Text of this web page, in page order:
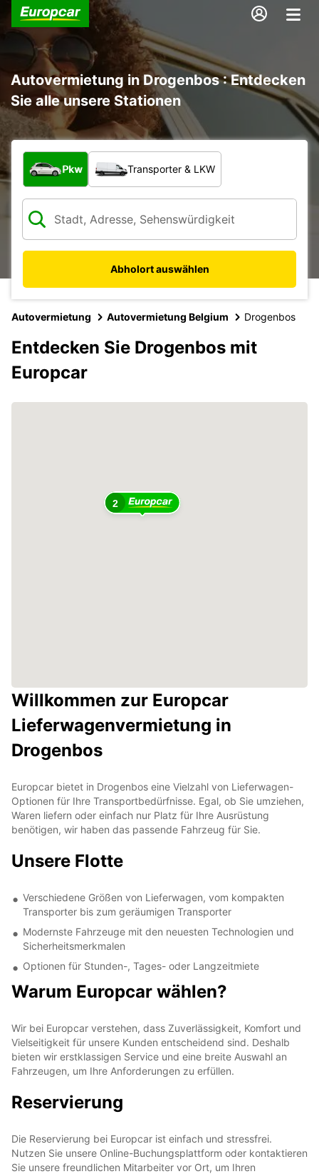
Autovermietung in Drogenbos : Entdecken
Sie alle unsere Stationen
Welche Art von Fahrzeug?
Pkw Transporter & LKW
Abholort auswählen
Autovermietung Autovermietung Belgium Drogenbos
Entdecken Sie Drogenbos mit
Europcar
2
Willkommen zur Europcar
Lieferwagenvermietung in
Drogenbos
Europcar bietet in Drogenbos eine Vielzahl von Lieferwagen-
Optionen für Ihre Transportbedürfnisse. Egal, ob Sie umziehen,
Waren liefern oder einfach nur Platz für Ihre Ausrüstung
benötigen, wir haben das passende Fahrzeug für Sie.
Unsere Flotte
Verschiedene Größen von Lieferwagen, vom kompakten
Transporter bis zum geräumigen Transporter
Modernste Fahrzeuge mit den neuesten Technologien und
Sicherheitsmerkmalen
Optionen für Stunden-, Tages- oder Langzeitmiete
Warum Europcar wählen?
Wir bei Europcar verstehen, dass Zuverlässigkeit, Komfort und
Vielseitigkeit für unsere Kunden entscheidend sind. Deshalb
bieten wir erstklassigen Service und eine breite Auswahl an
Fahrzeugen, um Ihre Anforderungen zu erfüllen.
Reservierung
Die Reservierung bei Europcar ist einfach und stressfrei.
Nutzen Sie unsere Online-Buchungsplattform oder kontaktieren
Sie unsere freundlichen Mitarbeiter vor Ort, um Ihren